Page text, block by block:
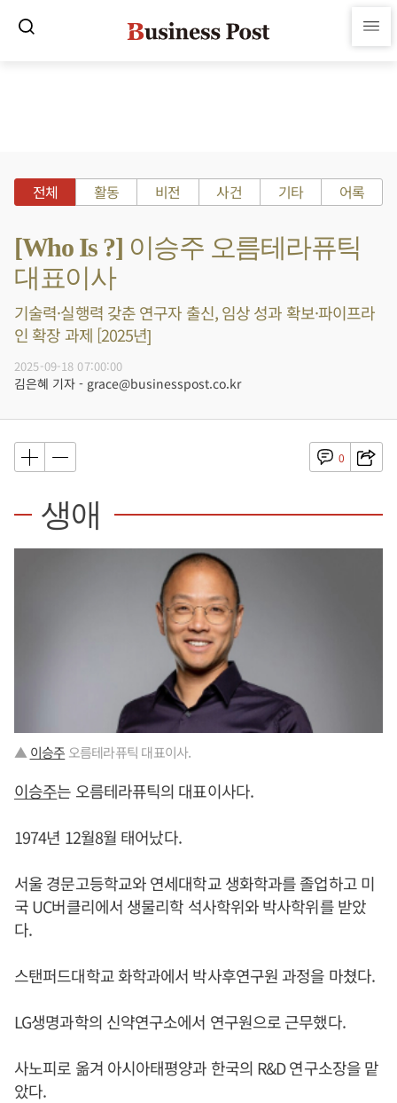
전체 활동 비전 사건 기타 어록
[Who Is ?] 이승주 오름테라퓨틱
대표이사
기술력·실행력 갖춘 연구자 출신, 임상 성과 확보·파이프라
인 확장 과제 [2025년]
2025-09-18 07:00:00
김은혜 기자 - grace@businesspost.co.kr
0
생애
▲ 이승주 오름테라퓨틱 대표이사.
이승주는 오름테라퓨틱의 대표이사다.
1974년 12월8월 태어났다.
서울 경문고등학교와 연세대학교 생화학과를 졸업하고 미
국 UC버클리에서 생물리학 석사학위와 박사학위를 받았
다.
스탠퍼드대학교 화학과에서 박사후연구원 과정을 마쳤다.
LG생명과학의 신약연구소에서 연구원으로 근무했다.
사노피로 옮겨 아시아태평양과 한국의 R&D 연구소장을 맡
았다.